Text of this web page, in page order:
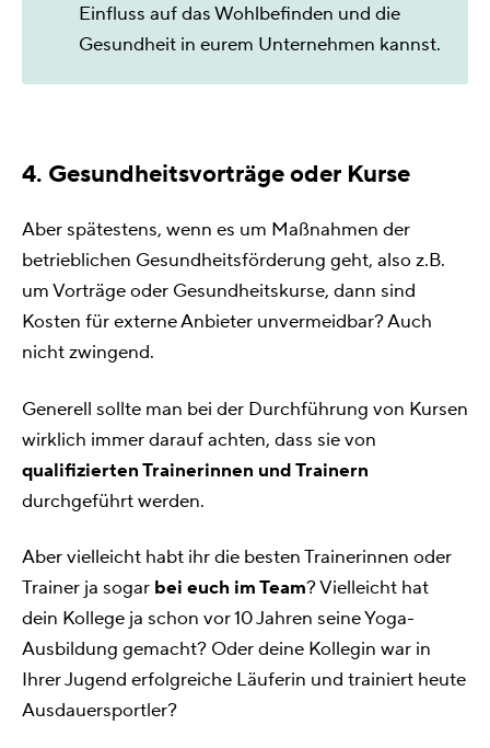
Einfluss auf das Wohlbefinden und die
Gesundheit in eurem Unternehmen kannst.
4. Gesundheitsvorträge oder Kurse
Aber spätestens, wenn es um Maßnahmen der
betrieblichen Gesundheitsförderung geht, also z.B.
um Vorträge oder Gesundheitskurse, dann sind
Kosten für externe Anbieter unvermeidbar? Auch
nicht zwingend.
Generell sollte man bei der Durchführung von Kursen
wirklich immer darauf achten, dass sie von
qualifizierten Trainerinnen und Trainern
durchgeführt werden.
Aber vielleicht habt ihr die besten Trainerinnen oder
Trainer ja sogar bei euch im Team? Vielleicht hat
dein Kollege ja schon vor 10 Jahren seine Yoga-
Ausbildung gemacht? Oder deine Kollegin war in
Ihrer Jugend erfolgreiche Läuferin und trainiert heute
Ausdauersportler?